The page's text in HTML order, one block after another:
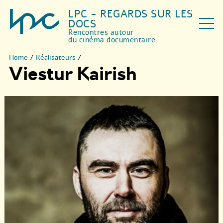
LPC - REGARDS SUR LES
DOCS
Rencontres autour
du cinéma documentaire
Home / Réalisateurs /
Viestur Kairish